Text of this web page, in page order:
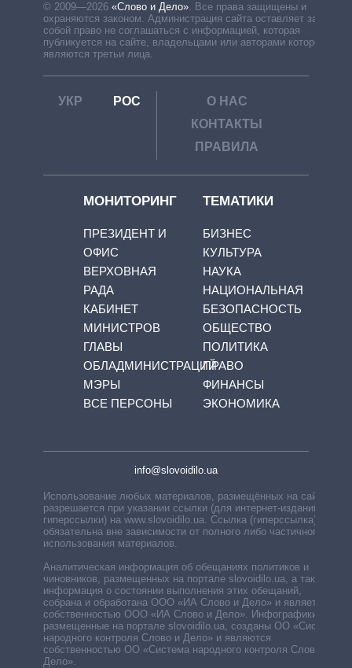
© 2009—2026 «Слово и Дело». Все права защищены и
охраняются законом. Администрация сайта оставляет за
собой право не соглашаться с информацией, которая
публикуется на сайте, владельцами или авторами которой
являются третьи лица.
УКР РОС
О НАС
КОНТАКТЫ
ПРАВИЛА
МОНИТОРИНГ
ПРЕЗИДЕНТ И
ОФИС
ВЕРХОВНАЯ
РАДА
КАБИНЕТ
МИНИСТРОВ
ГЛАВЫ
ОБЛАДМИНИСТРАЦИЙ
МЭРЫ
ВСЕ ПЕРСОНЫ
ТЕМАТИКИ
БИЗНЕС
КУЛЬТУРА
НАУКА
НАЦИОНАЛЬНАЯ
БЕЗОПАСНОСТЬ
ОБЩЕСТВО
ПОЛИТИКА
ПРАВО
ФИНАНСЫ
ЭКОНОМИКА
info@slovoidilo.ua
Использование любых материалов, размещённых на сайте,
разрешается при указании ссылки (для интернет-изданий —
гиперссылки) на www.slovoidilo.ua. Ссылка (гиперссылка)
обязательна вне зависимости от полного либо частичного
использования материалов.
Аналитическая информация об обещаниях политиков и
чиновников, размещенных на портале slovoidilo.ua, а также
информация о состоянии выполнения этих обещаний,
собрана и обработана ООО «ИА Слово и Дело» и является
собственностью ООО «ИА Слово и Дело». Инфографики,
размещенные на портале slovoidilo.ua, созданы ОО «Система
народного контроля Слово и Дело» и являются
собственностью ОО «Система народного контроля Слово и
Дело».